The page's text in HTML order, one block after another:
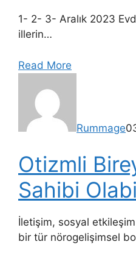
1- 2- 3- Aralık 2023
illerin…
Read More
Rummage
Otizmli
Sahibi
İletişim, sosyal
bir tür nörogelişimsel